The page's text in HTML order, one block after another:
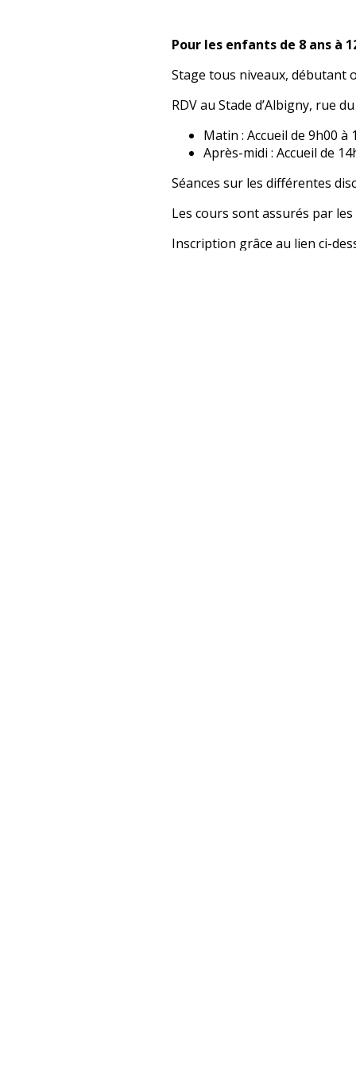
Pour les enfants de 8 ans à
Stage tous niveaux, débutant
RDV au Stade d’Albigny, rue
Matin : Accueil de 9h00 à
Après-midi : Accueil de
Séances sur les différentes
Les cours sont assurés par
Inscription grâce au lien ci-